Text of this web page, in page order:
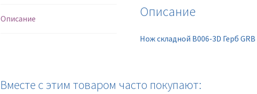
Описание Описание
Нож складной B006-3D Герб GRB
Вместе с этим товаром часто покупают: